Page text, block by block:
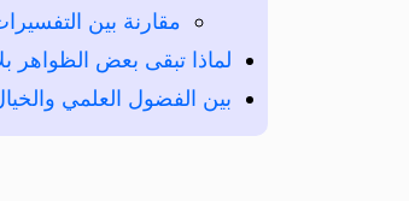
مقارنة بين
لماذا تبقى بعض الظواهر
بين الفضول العلمي